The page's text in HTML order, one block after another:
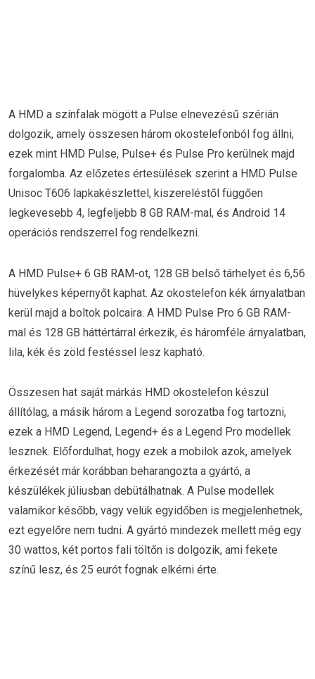
A HMD a színfalak mögött a Pulse elnevezésű szérián
dolgozik, amely összesen három okostelefonból fog állni,
ezek mint HMD Pulse, Pulse+ és Pulse Pro kerülnek majd
forgalomba. Az előzetes értesülések szerint a HMD Pulse
Unisoc T606 lapkakészlettel, kiszereléstől függően
legkevesebb 4, legfeljebb 8 GB RAM-mal, és Android 14
operációs rendszerrel fog rendelkezni.
A HMD Pulse+ 6 GB RAM-ot, 128 GB belső tárhelyet és 6,56
hüvelykes képernyőt kaphat. Az okostelefon kék árnyalatban
kerül majd a boltok polcaira. A HMD Pulse Pro 6 GB RAM-
mal és 128 GB háttértárral érkezik, és háromféle árnyalatban,
lila, kék és zöld festéssel lesz kapható.
Összesen hat saját márkás HMD okostelefon készül
állítólag, a másik három a Legend sorozatba fog tartozni,
ezek a HMD Legend, Legend+ és a Legend Pro modellek
lesznek. Előfordulhat, hogy ezek a mobilok azok, amelyek
érkezését már korábban beharangozta a gyártó, a
készülékek júliusban debütálhatnak. A Pulse modellek
valamikor később, vagy velük egyidőben is megjelenhetnek,
ezt egyelőre nem tudni. A gyártó mindezek mellett még egy
30 wattos, két portos fali töltőn is dolgozik, ami fekete
színű lesz, és 25 eurót fognak elkérni érte.